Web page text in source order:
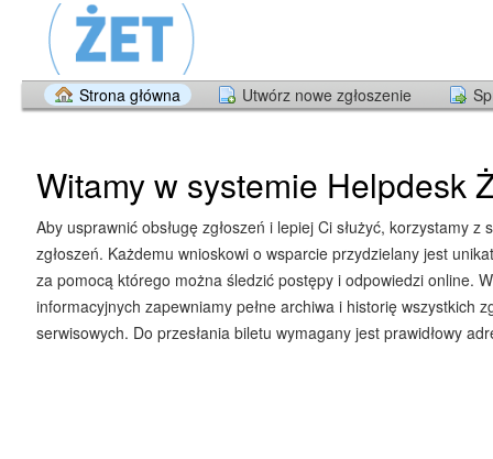
Strona główna Utwórz nowe zgłoszenie
Witamy w systemie Helpdesk
Aby usprawnić obsługę zgłoszeń i lepiej Ci służyć, korzystamy z
zgłoszeń. Każdemu wnioskowi o wsparcie przydzielany jest
za pomocą którego można śledzić postępy i odpowiedzi online.
informacyjnych zapewniamy pełne archiwa i historię wszystkich
serwisowych. Do przesłania biletu wymagany jest prawidłowy